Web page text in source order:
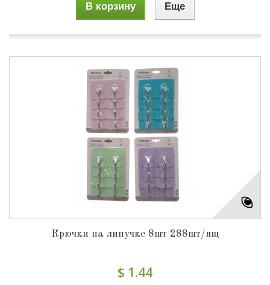
В корзину Еще
Крючки на липучке 8шт 288шт/ящ
$ 1.44